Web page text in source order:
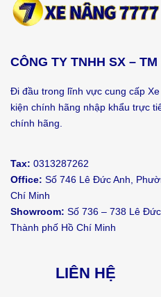
CÔNG TY TNHH SX –
Đi đầu trong lĩnh vực cung cấp
kiện chính hãng nhập khẩu trực
chính hãng.
Tax: 0313287262
Office: Số 746 Lê Đức Anh,
Chí Minh
Showroom: Số 736 – 738 Lê
Thành phố Hồ Chí Minh
LIÊN HỆ